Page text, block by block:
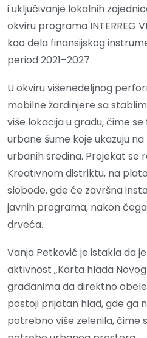
i uključivanje lokalnih
okviru programa INTERREG
kao dela finansijskog
period 2021–2027.
U okviru višenedeljnog
mobilne žardinjere sa
više lokacija u gradu, čime
urbane šume koje ukazuju
urbanih sredina. Projekat se
Kreativnom distriktu, na
slobode, gde će završna
javnih programa, nakon
drveća.
Vanja Petković je istakla da
aktivnost „Karta hlada
građanima da direktno
postoji prijatan hlad, gde ga
potrebno više zelenila, čime